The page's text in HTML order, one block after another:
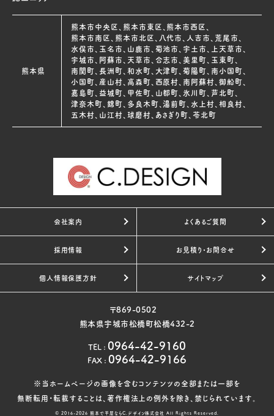
熊本県
熊本市中央区、熊本市東区、熊本市西区、
熊本市南区、熊本市北区、八代市、人吉市、荒尾市、
水俣市、玉名市、山鹿市、菊池市、宇土市、上天草市、
宇城市、阿蘇市、天草市、合志市、美里町、玉東町、
南関町、長洲町、和水町、大津町、菊陽町、南小国町、
小国町、産山村、高森町、西原村、南阿蘇村、御船町、
嘉島町、益城町、甲佐町、山都町、氷川町、芦北町、
津奈木町、錦町、多良木町、湯前町、水上村、相良村、
五木村、山江村、球磨村、あさぎり町、苓北町
会社案内 よくあるご質問
採用情報 お見積り・お問合せ
個人情報保護方針 サイトマップ
〒869-0502
熊本県宇城市松橋町松橋432-2
TEL : 0964-42-9160
FAX : 0964-42-9166
※当ホームページの画像を含むコンテンツの全部または一部を
無断転用・転載することは、著作権法上の例外を除き、禁じられています。
© 2016-2026熊本で平屋ならC.デザイン株式会社 All Rights Reserved.